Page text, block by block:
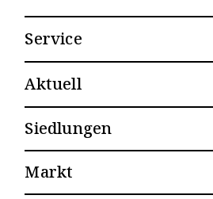
Team & Organisation
Mitwirkung
Geschichte
Service
Übersicht
Schadenfall
Gemeinschaftsraum
Gästezimmer
Besucherparkkarte
Aktuell
Mitteilungen
Agenda
Siedlungen
Markt